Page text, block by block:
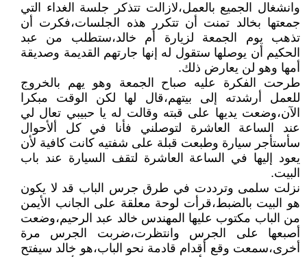
وانشغال الجميع بالعمل،لازالت تتذكر جلسة الغداء التي
جمعتها بخالد تمنت أن تتكرر هذه الجلسات،فكرت أن
تذهب يوم الجمعة لزيارة أم خالد،ستطلب من عبد
الحكيم أن يوصلها ستقول له إنها جارتهم القديمة وصديقة
أمها وهو لن يعارض ذلك.
طرحت الفكرة عليه صباح الجمعة وهو يهم بالخروج
للعمل أرشدته إلى بيتهم،قال لها لكن الوقت مبكرا
الآن،وضعت يديها على قبته وقالت له يا حبيبي تعال لي
عند الساعة العاشرة لتوصلني فأنا في كل ألأحوال
سأستأجر سيارة وطبعت قبلة على شفتيه كانت كافية لأن
يعود إليها في الساعة العاشرة لتقف السيارة عند باب
البيت.
نزلت سلمى وترددت في طرق جرس الباب قد لا يكون
هو البيت بالضبط،قرأت لوحة معلقة على الجانب الأيمن
من الباب مكتوب عليها المهندس خالد عبد الرحيم،وضعت
أصبعها على الجرس وانتظرت،ضربت الجرس مرة
أخرى،سمعت وقع أقدام قادمة نحو الباب،هو خالد سيفتح